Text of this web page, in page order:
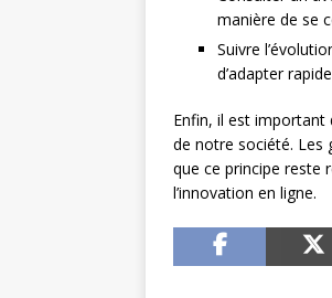
manière de se
Suivre
d’adapter
Enfin, il est important
de notre société. Les
que ce principe reste
l’innovation en ligne.